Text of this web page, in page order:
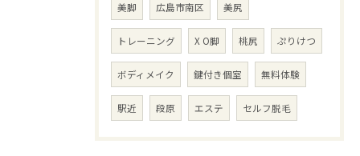
美脚 広島市南区 美尻
トレーニング X O脚 桃尻 ぷりけつ
ボディメイク 鍵付き個室 無料体験
駅近 段原 エステ セルフ脱毛